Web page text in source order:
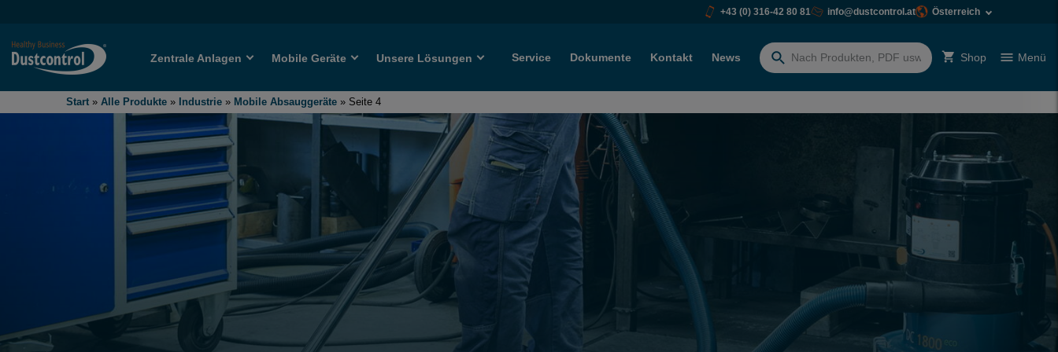
+43 (0) 316-42 80 81 info@dustcontrol.at Österreich
Zentrale Anlagen Mobile Geräte Unsere Lösungen Service Dokumente Kontakt News
Suchen
Shop Menü
Start » Alle Produkte » Industrie » Mobile Absauggeräte » Seite 4